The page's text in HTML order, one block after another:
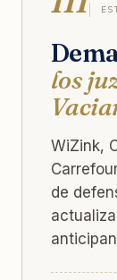
los
WiZink,
de